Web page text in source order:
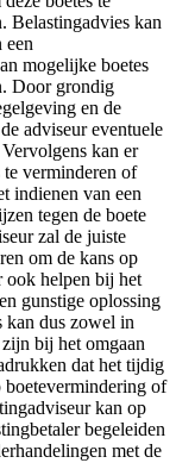
Belastingadvies kan
een
mogelijke boetes
Door grondig
en de
adviseur eventuele
kan er
verminderen of
indienen van een
tegen de boete
zal de juiste
om de kans op
ook helpen bij het
gunstige oplossing
kan dus zowel in
bij het omgaan
dat het tijdig
boetevermindering of
kan op
begeleiden
met de